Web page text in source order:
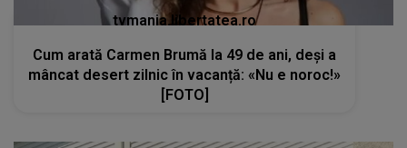
tvmania.libertatea.ro
Cum arată Carmen Brumă la 49 de ani, deși a
mâncat desert zilnic în vacanță: «Nu e noroc!»
[FOTO]